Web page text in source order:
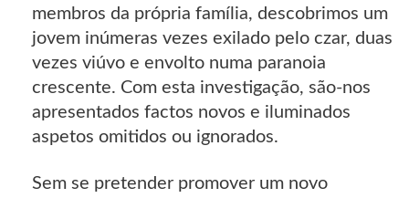
membros da própria família, descobrimos um
jovem inúmeras vezes exilado pelo czar, duas
vezes viúvo e envolto numa paranoia
crescente. Com esta investigação, são-nos
apresentados factos novos e iluminados
aspetos omitidos ou ignorados.
Sem se pretender promover um novo